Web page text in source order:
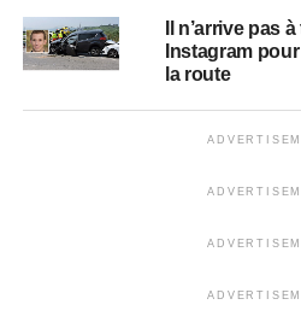
Il n’arrive pas
Instagram
la route